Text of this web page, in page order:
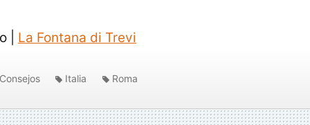
| La Fontana di Trevi
Consejos Italia Roma